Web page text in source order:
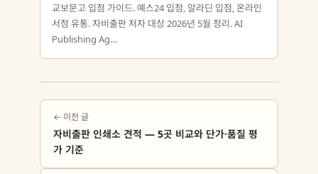
교보문고 입점 가이드. 예스24 입점, 알라딘 입점, 온라인
서점 유통. 자비출판 저자 대상 2026년 5월 정리. AI
Publishing Ag…
← 이전 글
자비출판 인쇄소 견적 — 5곳 비교와 단가·품질 평
가 기준